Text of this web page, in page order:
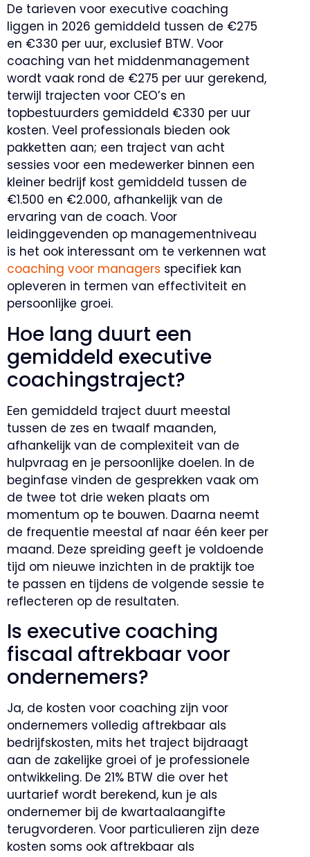
De tarieven voor executive coaching
liggen in 2026 gemiddeld tussen de €275
en €330 per uur, exclusief BTW. Voor
coaching van het middenmanagement
wordt vaak rond de €275 per uur gerekend,
terwijl trajecten voor CEO’s en
topbestuurders gemiddeld €330 per uur
kosten. Veel professionals bieden ook
pakketten aan; een traject van acht
sessies voor een medewerker binnen een
kleiner bedrijf kost gemiddeld tussen de
€1.500 en €2.000, afhankelijk van de
ervaring van de coach. Voor
leidinggevenden op managementniveau
is het ook interessant om te verkennen wat
coaching voor managers specifiek kan
opleveren in termen van effectiviteit en
persoonlijke groei.
Hoe lang duurt een
gemiddeld executive
coachingstraject?
Een gemiddeld traject duurt meestal
tussen de zes en twaalf maanden,
afhankelijk van de complexiteit van de
hulpvraag en je persoonlijke doelen. In de
beginfase vinden de gesprekken vaak om
de twee tot drie weken plaats om
momentum op te bouwen. Daarna neemt
de frequentie meestal af naar één keer per
maand. Deze spreiding geeft je voldoende
tijd om nieuwe inzichten in de praktijk toe
te passen en tijdens de volgende sessie te
reflecteren op de resultaten.
Is executive coaching
fiscaal aftrekbaar voor
ondernemers?
Ja, de kosten voor coaching zijn voor
ondernemers volledig aftrekbaar als
bedrijfskosten, mits het traject bijdraagt
aan de zakelijke groei of je professionele
ontwikkeling. De 21% BTW die over het
uurtarief wordt berekend, kun je als
ondernemer bij de kwartaalaangifte
terugvorderen. Voor particulieren zijn deze
kosten soms ook aftrekbaar als